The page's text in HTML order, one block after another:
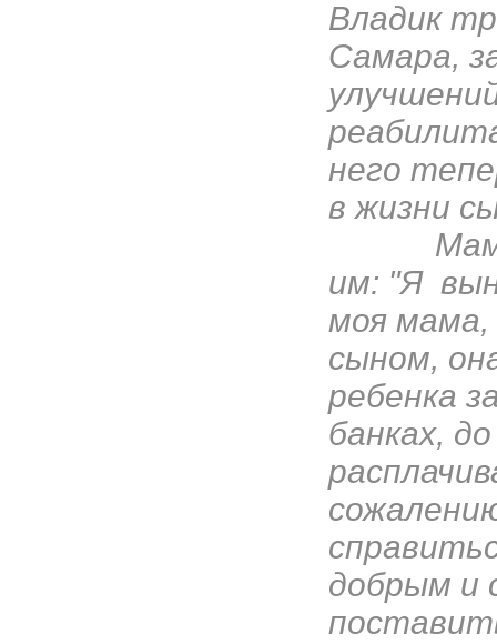
Владик
Самара,
него
в жизни
Мама
им: "Я
моя мама,
сыном,
ребенка
банках,
добрым и